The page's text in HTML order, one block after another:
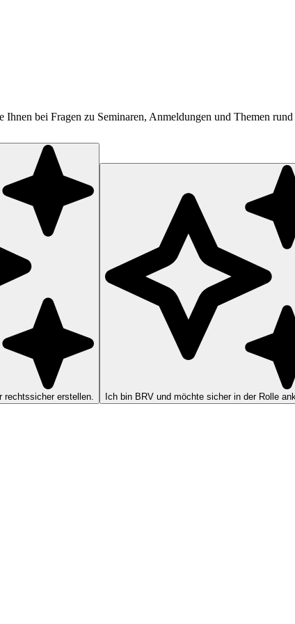
bei Fragen zu Seminaren, Anmeldungen und Themen
rechtssicher erstellen. Ich bin BRV und möchte sicher in der Rolle